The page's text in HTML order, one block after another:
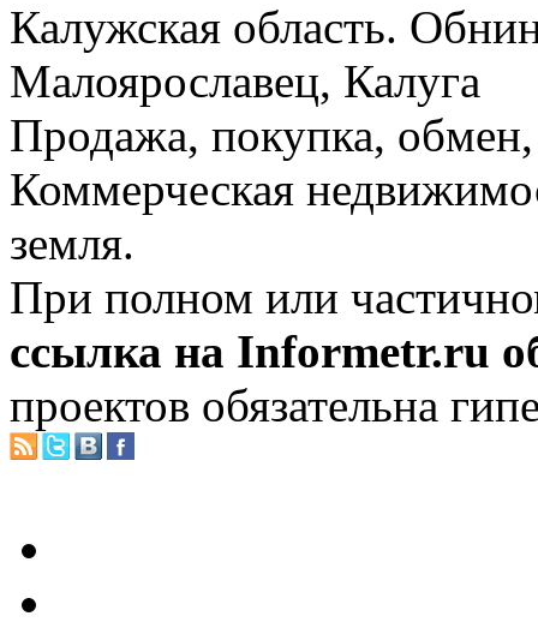
Калужская область.
Малоярославец, Калуга
Продажа, покупка, обмен,
Коммерческая
земля.
При полном или
ссылка на Informetr.ru
проектов обязательна